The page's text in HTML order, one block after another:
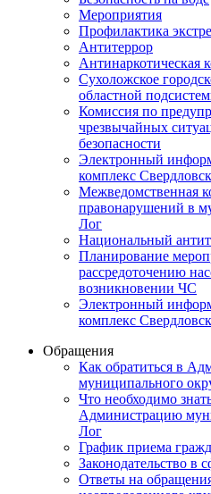
Мероприятия
Профилактика
Антитеррор
Антинаркотическая
Сухоложское
областной
Комиссия по
чрезвычайных
безопасности
Электронный
комплекс
Межведомственная
правонарушений в
Лог
Национальный
Планирование
рассредоточению
возникновении ЧС
Электронный
комплекс
Обращения
Как обратиться в
муниципального
Что необходимо
Администрацию
Лог
График приема
Законодательство в
Ответы на